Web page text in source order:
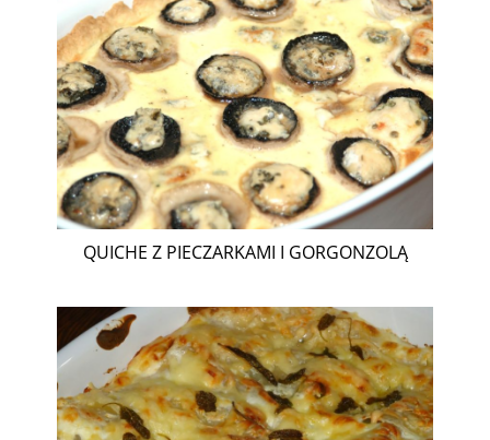
QUICHE Z PIECZARKAMI I GORGONZOLĄ